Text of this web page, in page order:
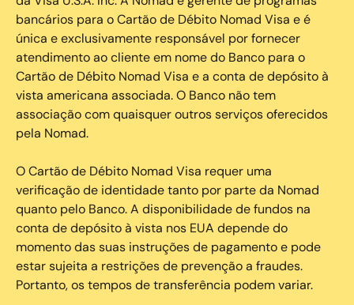
bancários para o Cartão de Débito Nomad Visa e é
única e exclusivamente responsável por fornecer
atendimento ao cliente em nome do Banco para o
Cartão de Débito Nomad Visa e a conta de depósito à
vista americana associada. O Banco não tem
associação com quaisquer outros serviços oferecidos
pela Nomad.
O Cartão de Débito Nomad Visa requer uma
verificação de identidade tanto por parte da Nomad
quanto pelo Banco. A disponibilidade de fundos na
conta de depósito à vista nos EUA depende do
momento das suas instruções de pagamento e pode
estar sujeita a restrições de prevenção a fraudes.
Portanto, os tempos de transferência podem variar.